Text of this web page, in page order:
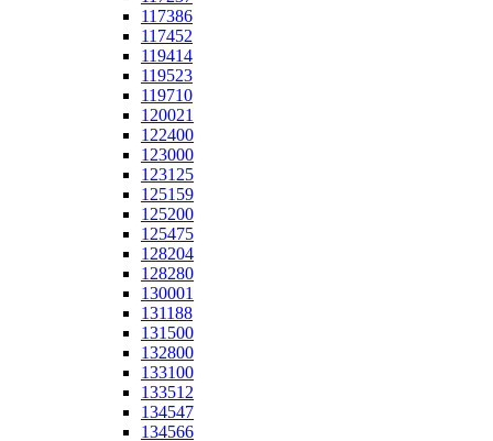
117386
117452
119414
119523
119710
120021
122400
123000
123125
125159
125200
125475
128204
128280
130001
131188
131500
132800
133100
133512
134547
134566